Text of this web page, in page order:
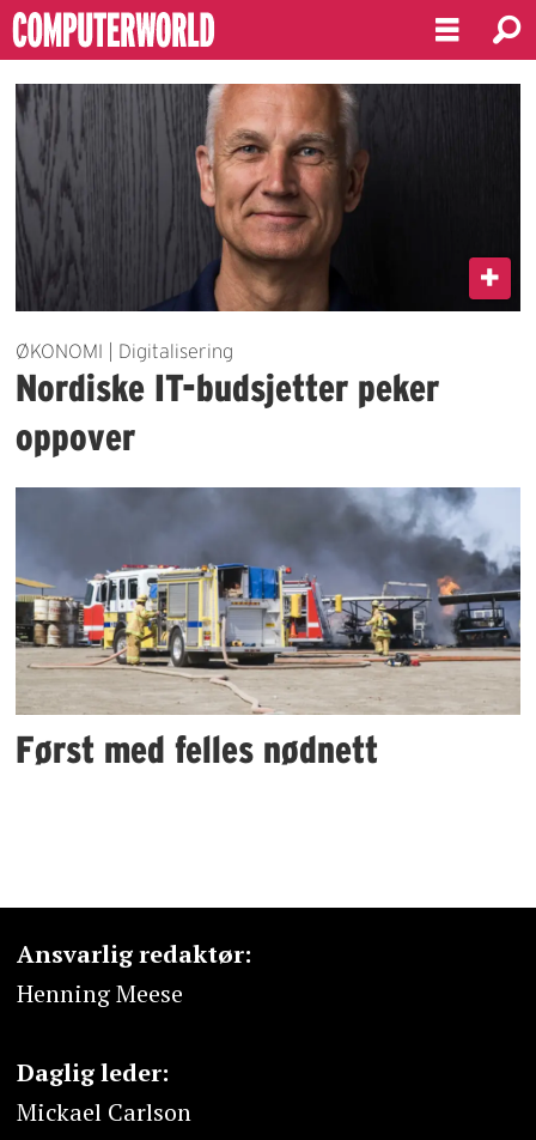
Emne:
nordisk
ØKONOMI | Digitalisering
Nordiske IT-budsjetter peker
oppover
Først med felles nødnett
Ansvarlig redaktør:
Henning Meese
Daglig leder:
Mickael Carlson